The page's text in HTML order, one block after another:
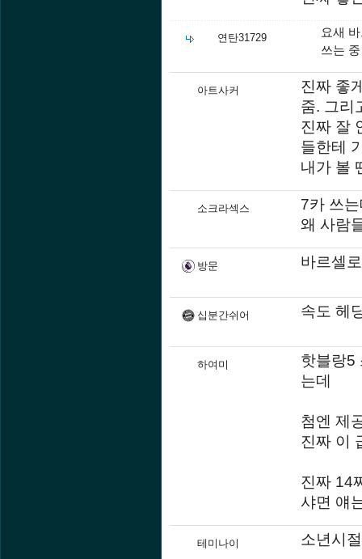
연탄31729
요새
쓰는
아트사커
진짜 좋
줌. 그리
진짜 잘
들한테
내가 볼
소크라섹스
7카 쓰
왜 사람
방문 바르셀
십분간쉬어 속도 헤
하여미
핫블랑5
는데
첨엔 제
진짜 이
진짜 14
샤면 얘
테미나이 소년시